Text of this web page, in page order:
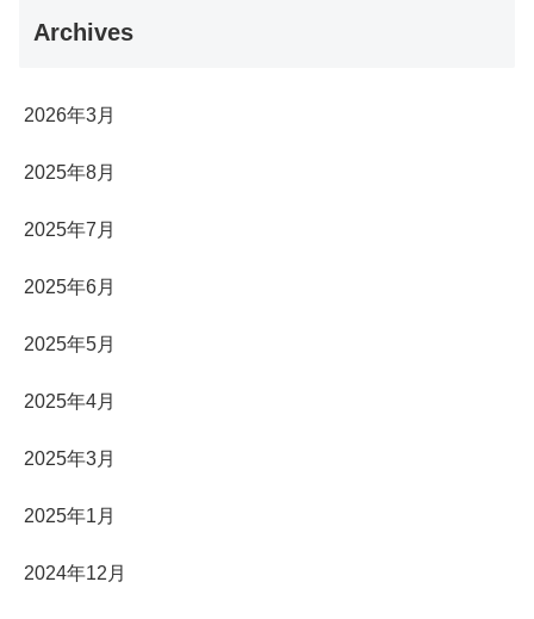
Archives
2026年3月
2025年8月
2025年7月
2025年6月
2025年5月
2025年4月
2025年3月
2025年1月
2024年12月